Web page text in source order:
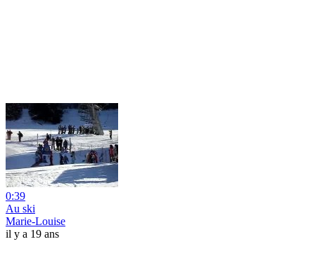
0:39
Au ski
Marie-Louise
il y a 19 ans